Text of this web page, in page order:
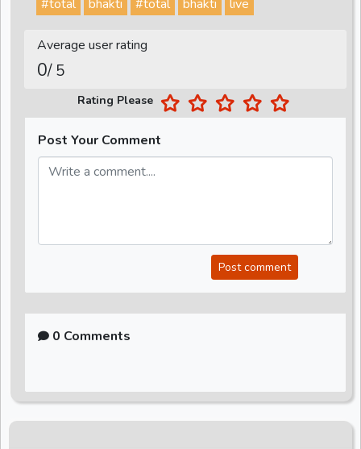
#total bhakti #total bhakti live
Average user rating
0/ 5
Rating Please
Post Your Comment
Post comment
0 Comments